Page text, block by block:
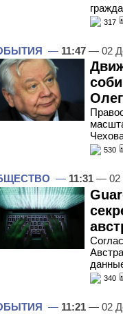
317
— 11:47 — 02
530
— 11:31 — 02
340
— 11:21 — 02